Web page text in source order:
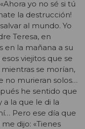
yo no sé si tú
la destrucción!
al mundo. Yo
Teresa, en
en la mañana a su
viejitos que se
se morían,
no murieran solos…
he sentido que
a la que le di la
Pero ese día que
dijo: «Tienes